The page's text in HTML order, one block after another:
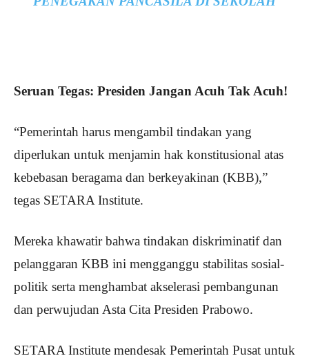
Seruan Tegas: Presiden Jangan Acuh Tak Acuh!
“Pemerintah harus mengambil tindakan yang
diperlukan untuk menjamin hak konstitusional atas
kebebasan beragama dan berkeyakinan (KBB),”
tegas SETARA Institute.
Mereka khawatir bahwa tindakan diskriminatif dan
pelanggaran KBB ini mengganggu stabilitas sosial-
politik serta menghambat akselerasi pembangunan
dan perwujudan Asta Cita Presiden Prabowo.
SETARA Institute mendesak Pemerintah Pusat untuk